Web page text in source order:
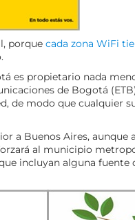
porque cada zona WiFi
es propietario nada
de Bogotá
de modo que cualquier
a Buenos Aires,
al municipio
incluyan alguna